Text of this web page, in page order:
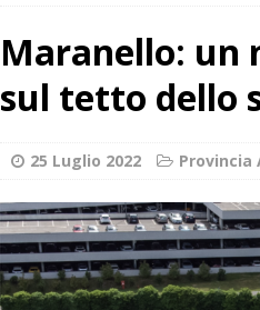
Maranello: un
sul tetto dello
25 Luglio 2022